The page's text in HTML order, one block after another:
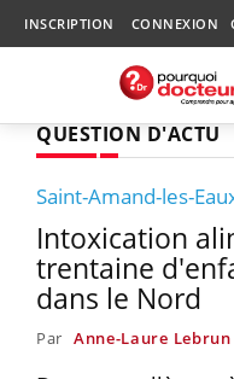
INSCRIPTION CONNEXION
QUESTION D'ACTU
Saint-Amand-les-
Intoxication
trentaine
dans le Nord
Par Anne-Laure Lebrun